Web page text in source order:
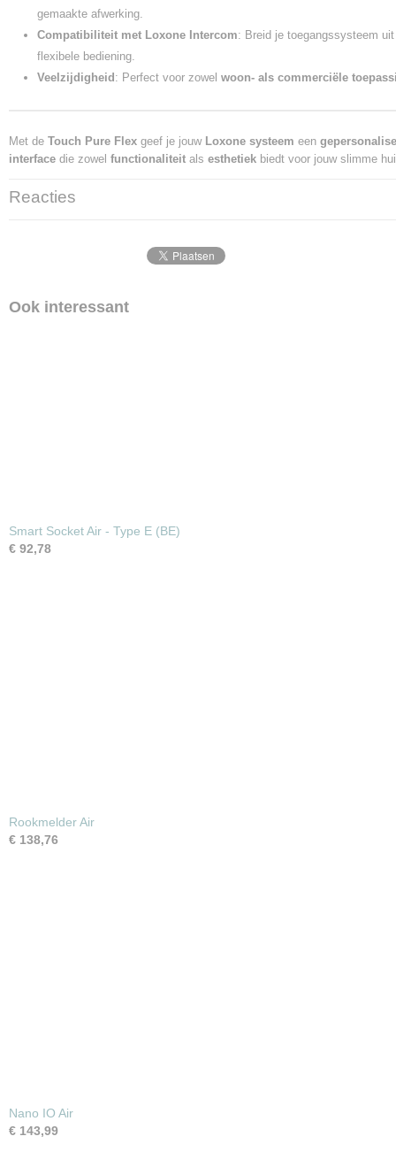
gemaakte afwerking.
Compatibiliteit met Loxone Intercom: Breid je toegangssysteem
flexibele bediening.
Veelzijdigheid : Perfect voor zowel woon- als commerciële
Met de Touch Pure Flex geef je jouw Loxone systeem een
interface die zowel functionaliteit als esthetiek biedt voor jouw slimme
Reacties
Ook interessant
Smart Socket Air - Type E (BE)
€ 92,78
Rookmelder Air
€ 138,76
Nano IO Air
€ 143,99